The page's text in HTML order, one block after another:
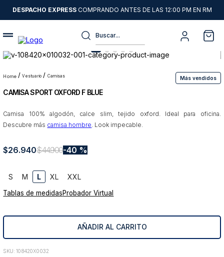
DESPACHO EXPRESSCOMPRANDO ANTES DE LAS 12:00 PM EN RM
Buscar...
vestuario camisas Más vendidos
CAMISA SPORT OXFORD F BLUE
Camisa 100% algodón, calce slim, tejido oxford. Ideal para oficina.
Descubre más camisa hombre. Look impecable.
$26.940$44.900 40 %
S M L XL XXL
Tablas de medidasProbador Virtual
AÑADIR AL CARRITO
: 108420X0032
1.
sweater
2.
camisas
3.
chaquetas
pantalon
5.
jeans
blazer
9.
poleron